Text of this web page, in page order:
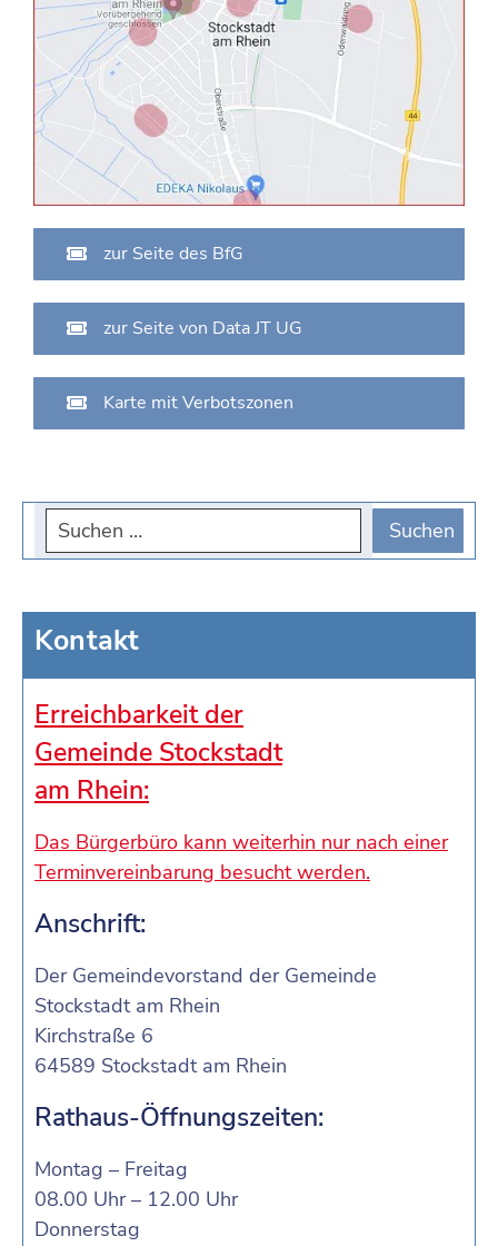
zur Seite des BfG
zur Seite von Data JT UG
Karte mit Verbotszonen
Kontakt
Erreichbarkeit der
Gemeinde Stockstadt
am Rhein:
Das Bürgerbüro kann weiterhin nur nach einer
Terminvereinbarung besucht werden.
Anschrift:
Der Gemeindevorstand der Gemeinde
Stockstadt am Rhein
Kirchstraße 6
64589 Stockstadt am Rhein
Rathaus-Öffnungszeiten:
Montag – Freitag
08.00 Uhr – 12.00 Uhr
Donnerstag